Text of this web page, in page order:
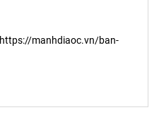
https://manhdiaoc.vn/ban-